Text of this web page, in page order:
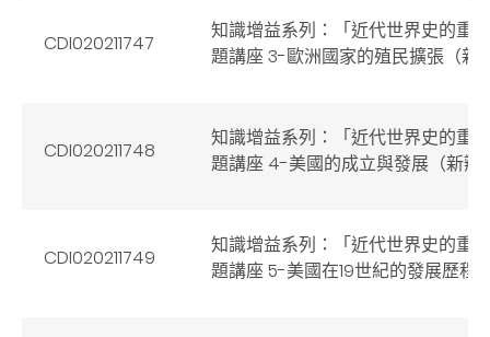
CDI020211747
知識增益系列：「近代世界史的重
題講座 3-歐洲國家的殖民擴張（新
CDI020211748
知識增益系列：「近代世界史的重
題講座 4-美國的成立與發展（新辦
CDI020211749
知識增益系列：「近代世界史的重
題講座 5-美國在19世紀的發展歷程